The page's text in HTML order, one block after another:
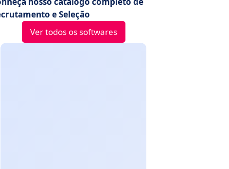
e Seleção
Ver todos os softwares